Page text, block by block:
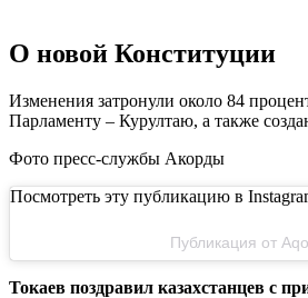
О новой Конституции
Изменения затронули около 84
Парламенту – Курултаю, а также
Фото пресс-службы Акорды
Посмотреть эту публикацию в
Публикация от
Токаев поздравил казахстанцев с